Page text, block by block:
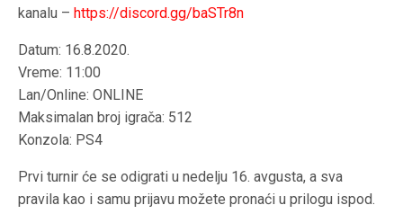
kanalu –https://discord.gg/baSTr8n
Datum: 16.8.2020.
Vreme: 11:00
Lan/Online: ONLINE
Maksimalan broj igrača: 512
Konzola: PS4
Prvi turnir će se odigrati u nedelju 16. avgusta, a sva
pravila kao i samu prijavu možete pronaći u prilogu ispod.